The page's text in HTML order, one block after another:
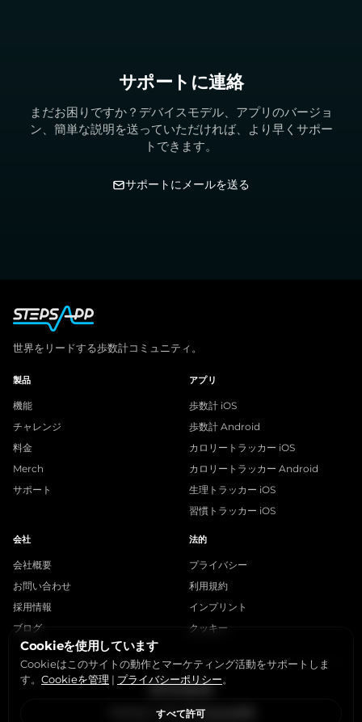
サポートに連絡
まだお困りですか？デバイスモデル、アプリのバージョ
ン、簡単な説明を送っていただければ、より早くサポー
トできます。
サポートにメールを送る
世界をリードする歩数計コミュニティ。
製品
機能
チャレンジ
料金
Merch
サポート
アプリ
歩数計 iOS
歩数計 Android
カロリートラッカー iOS
カロリートラッカー Android
生理トラッカー iOS
習慣トラッカー iOS
会社
会社概要
お問い合わせ
採用情報
ブログ
法的
プライバシー
利用規約
インプリント
クッキー
StepsApp © 2015-2026Cookieを管理
Cookieを使用しています
Cookieはこのサイトの動作とマーケティング活動をサポートしま
す。 Cookieを管理 | プライバシーポリシー。
すべて許可